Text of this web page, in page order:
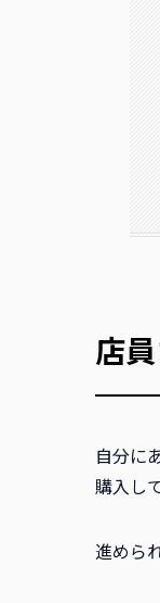
店
自分に
購入し
進めら